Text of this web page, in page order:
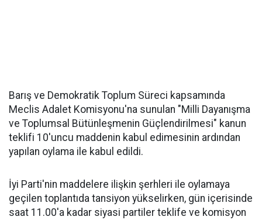
Barış ve Demokratik Toplum Süreci kapsamında
Meclis Adalet Komisyonu'na sunulan "Milli Dayanışma
ve Toplumsal Bütünleşmenin Güçlendirilmesi" kanun
teklifi 10'uncu maddenin kabul edimesinin ardından
yapılan oylama ile kabul edildi.
İyi Parti'nin maddelere ilişkin şerhleri ile oylamaya
geçilen toplantıda tansiyon yükselirken, gün içerisinde
saat 11.00'a kadar siyasi partiler teklife ve komisyon